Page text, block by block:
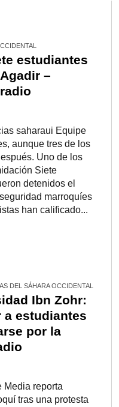
estudiantes
–
saharaui Equipe
aunque tres de los
Uno de los
Siete
detenidos el
marroquíes
han calificado...
DEL SÁHARA OCCIDENTAL
Ibn Zohr:
a estudiantes
por la
Media reporta
tras una protesta